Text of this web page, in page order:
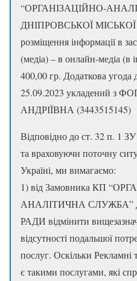
“ОРГАНІЗАЦІЙНО-
ДНІПРОВСЬКОЇ МІСЬКОЇ
розміщення інформації в
(медіа) – в онлайн-медіа (в
400,00 гр. Додаткова
25.09.2023 укладений
АНДРІЇВНА (3443515145)
Відповідно до ст. 32 п. 1 ЗУ
та враховуючи поточну
Україні, ми вимагаємо:
1) від Замовника КП
АНАЛІТИЧНА СЛУЖБА”
РАДИ відмінити
відсутності подальшої
послуг. Оскільки Рекламні
є такими послугами, які